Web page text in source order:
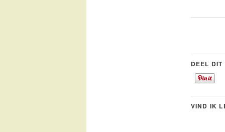
DEEL DIT
VIND IK